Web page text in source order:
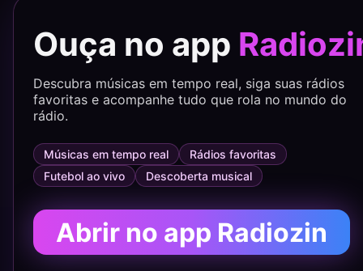
Ouça no app
Descubra músicas em tempo real, siga suas rádios
favoritas e acompanhe tudo que rola no mundo do
rádio.
Músicas em tempo real
Rádios favoritas
Futebol ao vivo
Descoberta musical
Abrir no app Radiozin